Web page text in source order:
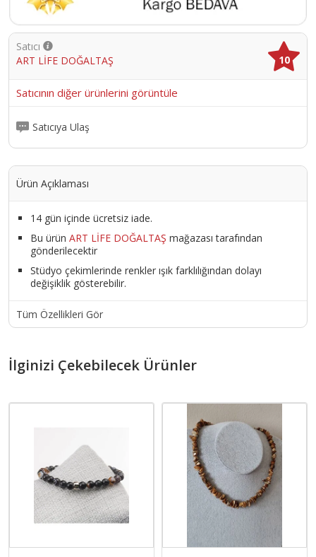
Satıcı
ART LİFE DOĞALTAŞ
10
Satıcının diğer ürünlerini görüntüle
Satıcıya Ulaş
Ürün Açıklaması
14 gün içinde ücretsiz iade.
Bu ürün ART LİFE DOĞALTAŞ mağazası tarafından
gönderilecektir
Stüdyo çekimlerinde renkler ışık farklılığından dolayı
değişiklik gösterebilir.
Tüm Özellikleri Gör
İlginizi Çekebilecek Ürünler